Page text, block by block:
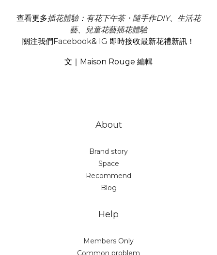
查看更多插花體驗： 有花下午茶・隨手作DIY、 生活花
藝、
兒童花藝插花體驗
關注我們Facebook& IG 即時接收最新花禮新訊！
文｜Maison Rouge 編輯
About
Brand story
Space
Recommend
Blog
Help
Members Only
Common problem